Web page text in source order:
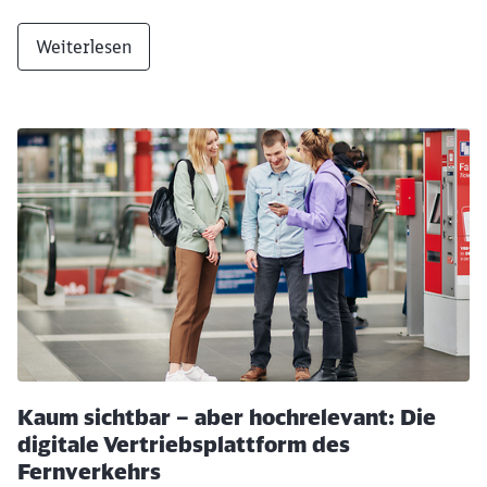
Weiterlesen
Kaum sichtbar – aber hochrelevant: Die
digitale Vertriebsplattform des
Fernverkehrs